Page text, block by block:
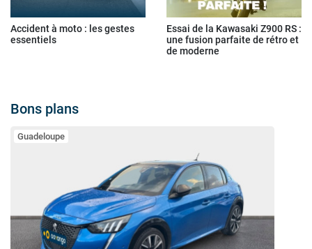
Accident à moto : les gestes
essentiels
Essai de la Kawasaki Z900 RS :
une fusion parfaite de rétro et
de moderne
Bons plans
Guadeloupe